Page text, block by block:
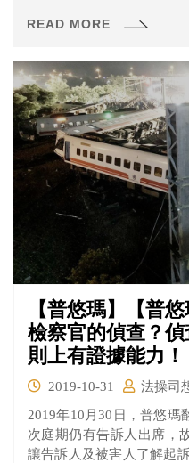
READ MORE
【普悠瑪】【普
檢察官的偵查？
則上有證據能力！
2019-10-31
法操司
2019年10月30日，普悠瑪
次庭期仍有告訴人出席，
讓告訴人及被害人了解起訴的全貌。 本次